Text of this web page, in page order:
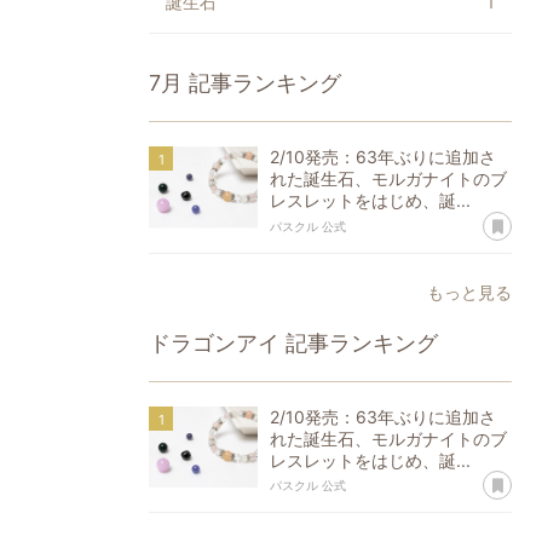
7月 記事ランキング
2/10発売：63年ぶりに追加さ
れた誕生石、モルガナイトのブ
レスレットをはじめ、誕...
パスクル 公式 あ
もっと見る
ドラゴンアイ 記事ランキング
2/10発売：63年ぶりに追加さ
れた誕生石、モルガナイトのブ
レスレットをはじめ、誕...
パスクル 公式 あ